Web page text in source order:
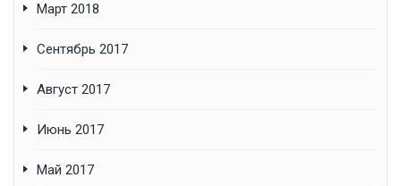
Март 2018
Сентябрь 2017
Август 2017
Июнь 2017
Май 2017